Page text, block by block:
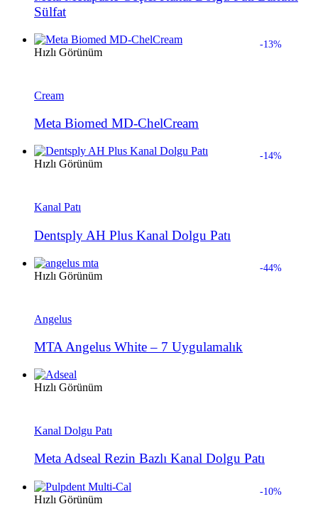
Sülfat
-13%
Hızlı Görünüm
Cream
Meta Biomed MD-ChelCream
-14%
Hızlı Görünüm
Kanal Patı
Dentsply AH Plus Kanal Dolgu Patı
-44%
Hızlı Görünüm
Angelus
MTA Angelus White – 7 Uygulamalık
Hızlı Görünüm
Kanal Dolgu Patı
Meta Adseal Rezin Bazlı Kanal Dolgu Patı
-10%
Hızlı Görünüm